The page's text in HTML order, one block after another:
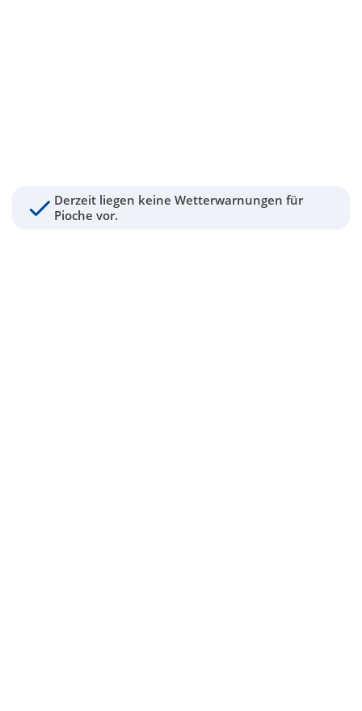
Derzeit liegen keine Wetterwarnungen für
Pioche vor.